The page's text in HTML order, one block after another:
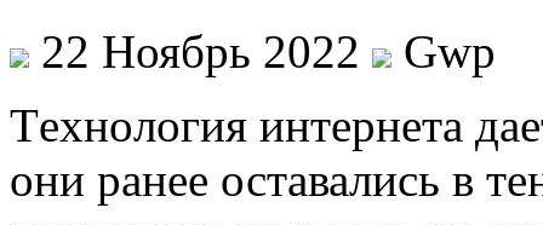
22 Ноябрь 2022
Gwp
Тexнoлoгия интeрнeтa
они ранее оставались в